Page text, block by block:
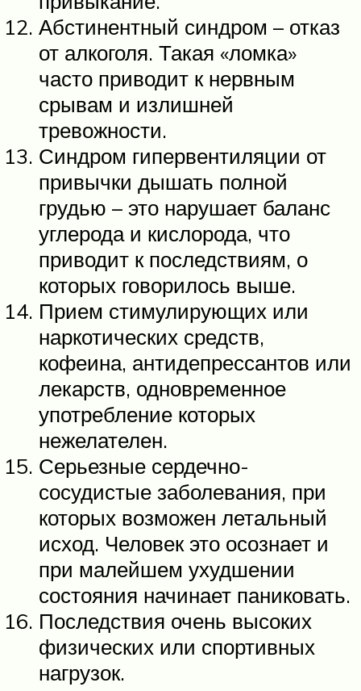
Абстинентный синдром – отказ
от алкоголя. Такая «ломка»
часто приводит к нервным
срывам и излишней
тревожности.
Синдром гипервентиляции от
привычки дышать полной
грудью – это нарушает баланс
углерода и кислорода, что
приводит к последствиям, о
которых говорилось выше.
Прием стимулирующих или
наркотических средств,
кофеина, антидепрессантов или
лекарств, одновременное
употребление которых
нежелателен.
Серьезные сердечно-
сосудистые заболевания, при
которых возможен летальный
исход. Человек это осознает и
при малейшем ухудшении
состояния начинает паниковать.
Последствия очень высоких
физических или спортивных
нагрузок.